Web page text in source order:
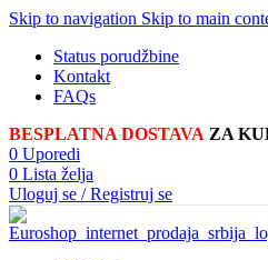
Skip to navigation Skip to main
Status porudžbine
Kontakt
FAQs
BESPLATNA DOSTAVA ZA
0 Uporedi
0 Lista želja
Uloguj se / Registruj se